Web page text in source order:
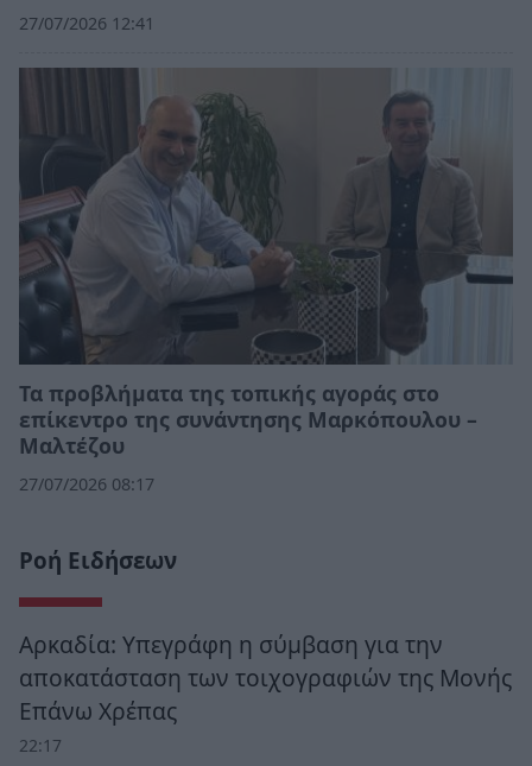
27/07/2026 12:41
Τα προβλήματα της τοπικής αγοράς στο
επίκεντρο της συνάντησης Μαρκόπουλου –
Μαλτέζου
27/07/2026 08:17
Ροή Ειδήσεων
Αρκαδία: Υπεγράφη η σύμβαση για την
αποκατάσταση των τοιχογραφιών της Μονής
Επάνω Χρέπας
22:17